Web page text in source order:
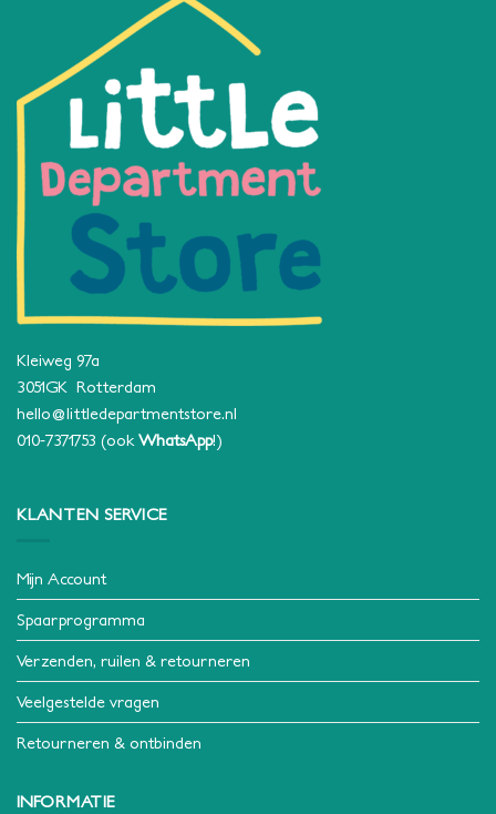
Kleiweg 97a
3051GK Rotterdam
hello@littledepartmentstore.nl
010-7371753 (ookWhatsApp!)
KLANTEN SERVICE
Mijn Account
Spaarprogramma
Verzenden, ruilen & retourneren
Veelgestelde vragen
Retourneren & ontbinden
INFORMATIE